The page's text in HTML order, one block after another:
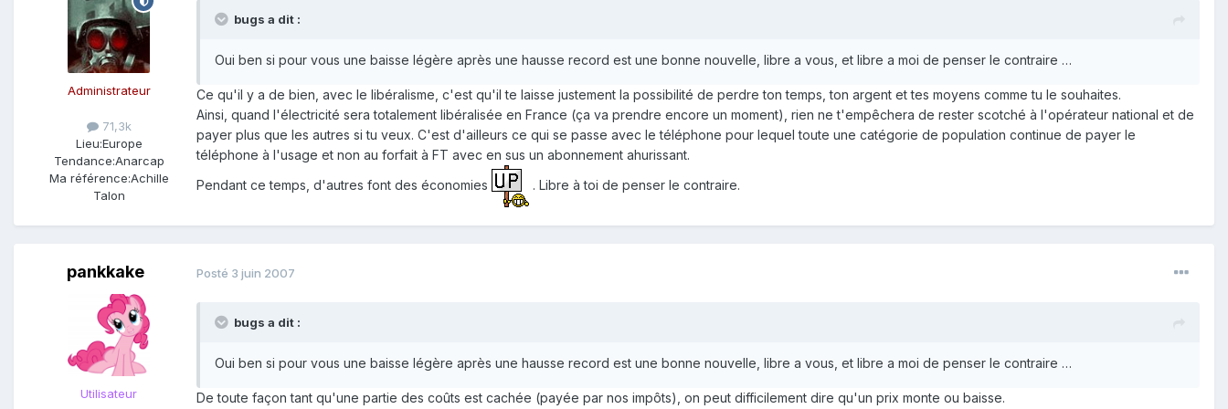
Administrateur
71,3k
Lieu:Europe
Tendance:Anarcap
Ma référence:Achille
Talon
bugs a dit :
Oui ben si pour vous une baisse légère après une hausse record est une bonne nouvelle, libre a vous, et libre a moi de penser le contraire …
Ce qu'il y a de bien, avec le libéralisme, c'est qu'il te laisse justement la possibilité de perdre ton temps, ton argent et tes moyens comme tu le souhaites.
Ainsi, quand l'électricité sera totalement libéralisée en France (ça va prendre encore un moment), rien ne t'empêchera de rester scotché à l'opérateur national et de
payer plus que les autres si tu veux. C'est d'ailleurs ce qui se passe avec le téléphone pour lequel toute une catégorie de population continue de payer le
téléphone à l'usage et non au forfait à FT avec en sus un abonnement ahurissant.
Pendant ce temps, d'autres font des économies
. Libre à toi de penser le contraire.
pankkake
Utilisateur
Posté 3 juin 2007
bugs a dit :
Oui ben si pour vous une baisse légère après une hausse record est une bonne nouvelle, libre a vous, et libre a moi de penser le contraire …
De toute façon tant qu'une partie des coûts est cachée (payée par nos impôts), on peut difficilement dire qu'un prix monte ou baisse.